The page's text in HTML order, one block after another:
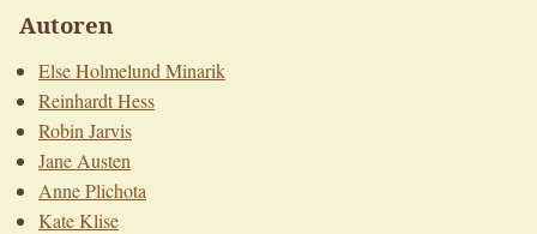
Autoren
Else Holmelund Minarik
Reinhardt Hess
Robin Jarvis
Jane Austen
Anne Plichota
Kate Klise